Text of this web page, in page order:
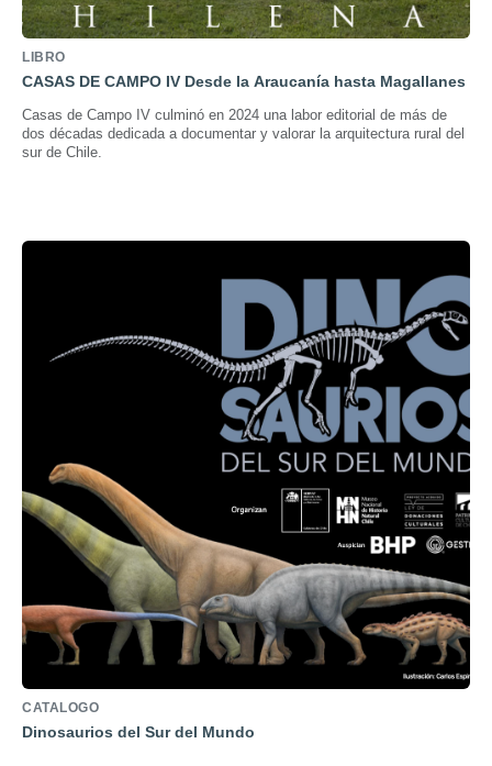
LIBRO
CASAS DE CAMPO IV Desde la Araucanía hasta Magallanes
Casas de Campo IV culminó en 2024 una labor editorial de más de
dos décadas dedicada a documentar y valorar la arquitectura rural del
sur de Chile.
CATALOGO
Dinosaurios del Sur del Mundo